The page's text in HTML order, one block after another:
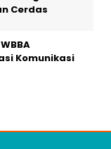
Cerdas
Komunikasi